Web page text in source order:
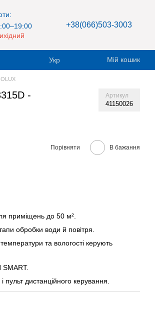
+38(066)503-3003
Укр Мій кошик
-
Артикул
41150026
Порівняти В бажання
приміщень до 50 м².
обробки води й повітря.
та вологості керують
SMART.
дистанційного керування.